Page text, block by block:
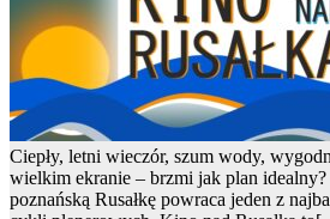
Ciepły, letni wieczór, szum wody,
wielkim ekranie – brzmi jak plan
poznańską Rusałkę powraca jeden z